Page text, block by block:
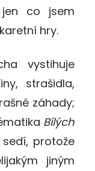
co jsem
hry.
vystihuje
strašidla,
záhady;
Bílých
protože
jiným